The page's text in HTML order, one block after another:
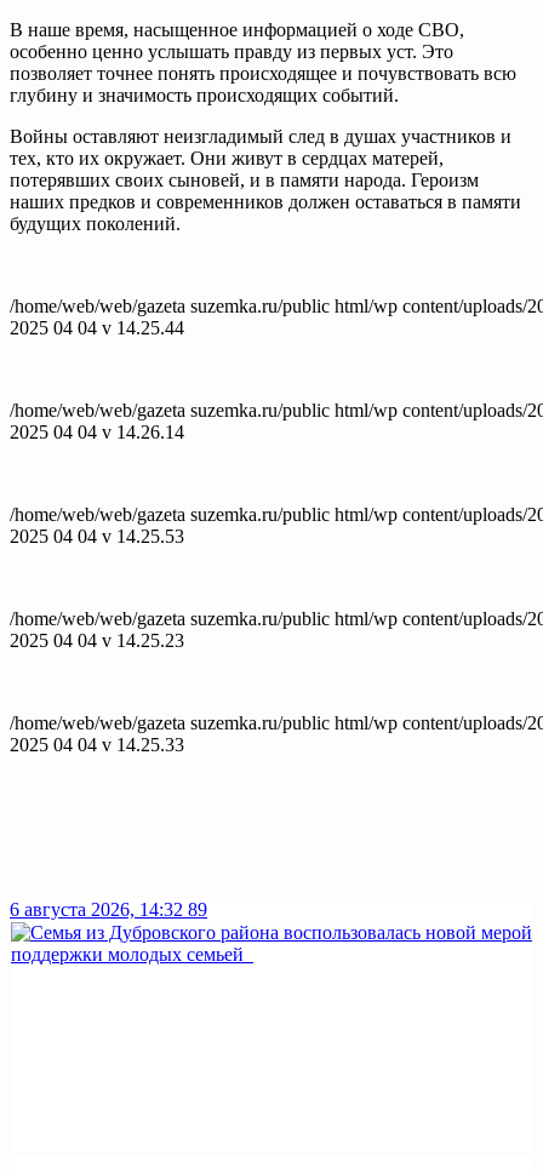
В наше время, насыщенное информацией о ходе СВО,
особенно ценно услышать правду из первых уст. Это
позволяет точнее понять происходящее и почувствовать всю
глубину и значимость происходящих событий.
Войны оставляют неизгладимый след в душах участников и
тех, кто их окружает. Они живут в сердцах матерей,
потерявших своих сыновей, и в памяти народа. Героизм
наших предков и современников должен оставаться в памяти
будущих поколений.
/home/web/web/gazeta suzemka.ru/public html/wp content/uploads/
2025 04 04 v 14.25.44
/home/web/web/gazeta suzemka.ru/public html/wp content/uploads/
2025 04 04 v 14.26.14
/home/web/web/gazeta suzemka.ru/public html/wp content/uploads/
2025 04 04 v 14.25.53
/home/web/web/gazeta suzemka.ru/public html/wp content/uploads/
2025 04 04 v 14.25.23
/home/web/web/gazeta suzemka.ru/public html/wp content/uploads/
2025 04 04 v 14.25.33
6 августа 2026, 14:32 89